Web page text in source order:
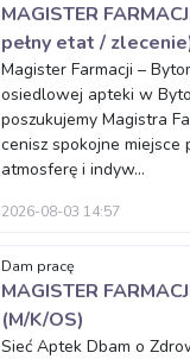
MAGISTER
pełny etat /
Magister Farmacji –
osiedlowej apteki w
poszukujemy Magistra
cenisz spokojne miejsce
atmosferę i indyw...
2026-08-03 14:57
Dam pracę
MAGISTER
(M/K/OS)
Sieć Aptek Dbam o